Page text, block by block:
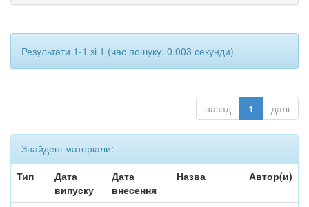
Результати 1-1 зі 1 (час пошуку: 0.003 секунди).
назад 1 далі
Знайдені матеріали:
Тип
Дата
випуску
Дата
внесення
Назва Автор(и)